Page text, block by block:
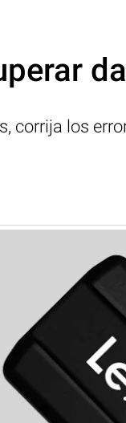
corrija los